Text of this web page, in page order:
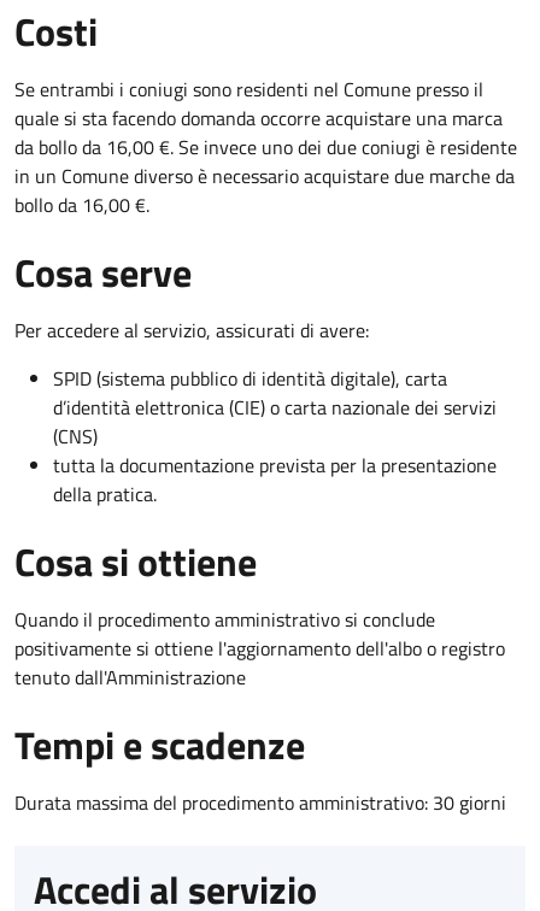
Costi
Se entrambi i coniugi sono residenti nel Comune presso il
quale si sta facendo domanda occorre acquistare una marca
da bollo da 16,00 €. Se invece uno dei due coniugi è residente
in un Comune diverso è necessario acquistare due marche da
bollo da 16,00 €.
Cosa serve
Per accedere al servizio, assicurati di avere:
SPID (sistema pubblico di identità digitale), carta
d’identità elettronica (CIE) o carta nazionale dei servizi
(CNS)
tutta la documentazione prevista per la presentazione
della pratica.
Cosa si ottiene
Quando il procedimento amministrativo si conclude
positivamente si ottiene l'aggiornamento dell'albo o registro
tenuto dall'Amministrazione
Tempi e scadenze
Durata massima del procedimento amministrativo: 30 giorni
Accedi al servizio